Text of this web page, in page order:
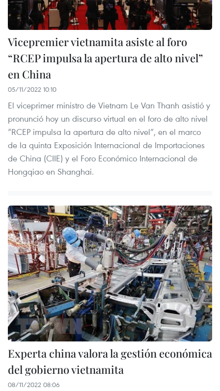
Vicepremier vietnamita asiste al foro
“RCEP impulsa la apertura de alto nivel”
en China
05/11/2022 10:10
El viceprimer ministro de Vietnam Le Van Thanh asistió y
pronunció hoy un discurso virtual en el foro de alto nivel
“RCEP impulsa la apertura de alto nivel”, en el marco
de la quinta Exposición Internacional de Importaciones
de China (CIIE) y el Foro Económico Internacional de
Hongqiao en Shanghai.
Experta china valora la gestión económica
del gobierno vietnamita
08/11/2022 08:06